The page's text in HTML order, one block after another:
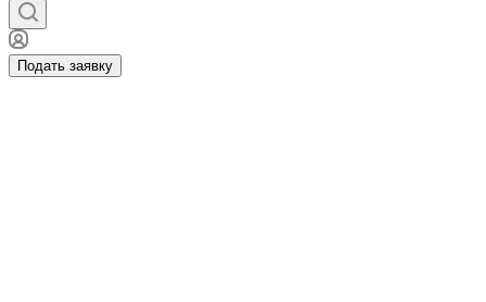
Подать заявку